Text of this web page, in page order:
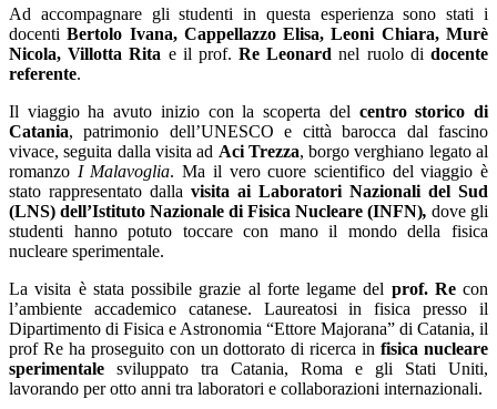
Ad accompagnare gli studenti in questa esperienza sono stati i
docenti Bertolo Ivana, Cappellazzo Elisa, Leoni Chiara, Murè
Nicola, Villotta Rita e il prof.Re Leonard nel ruolo didocente
referente.
Il viaggio ha avuto inizio con la scoperta del centro storico di
Catania, patrimonio dell’UNESCO e città barocca dal fascino
vivace, seguita dalla visita ad Aci Trezza, borgo verghiano legato al
romanzo I Malavoglia. Ma il vero cuore scientifico del viaggio è
stato rappresentato dalla visita ai Laboratori Nazionali del Sud
(LNS) dell’Istituto Nazionale di Fisica Nucleare (INFN), dove gli
studenti hanno potuto toccare con mano il mondo della fisica
nucleare sperimentale.
La visita è stata possibile grazie al forte legame del prof. Recon
l’ambiente accademico catanese. Laureatosi in fisica presso il
Dipartimento di Fisica e Astronomia “Ettore Majorana” di Catania, il
prof Re ha proseguito con un dottorato di ricerca infisica nucleare
sperimentale sviluppato tra Catania, Roma e gli Stati Uniti,
lavorando per otto anni tra laboratori e collaborazioni internazionali.